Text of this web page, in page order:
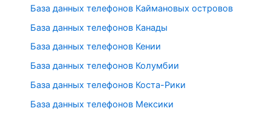
База данных телефонов Каймановых островов
База данных телефонов Канады
База данных телефонов Кении
База данных телефонов Колумбии
База данных телефонов Коста-Рики
База данных телефонов Мексики